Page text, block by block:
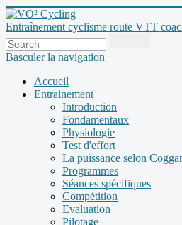
Entraînement cyclisme route VTT
Basculer la navigation
Accueil
Entrainement
Introduction
Fondamentaux
Physiologie
Test d'effort
La puissance selon
Programmes
Séances spécifiques
Compétition
Evaluation
Pilotage